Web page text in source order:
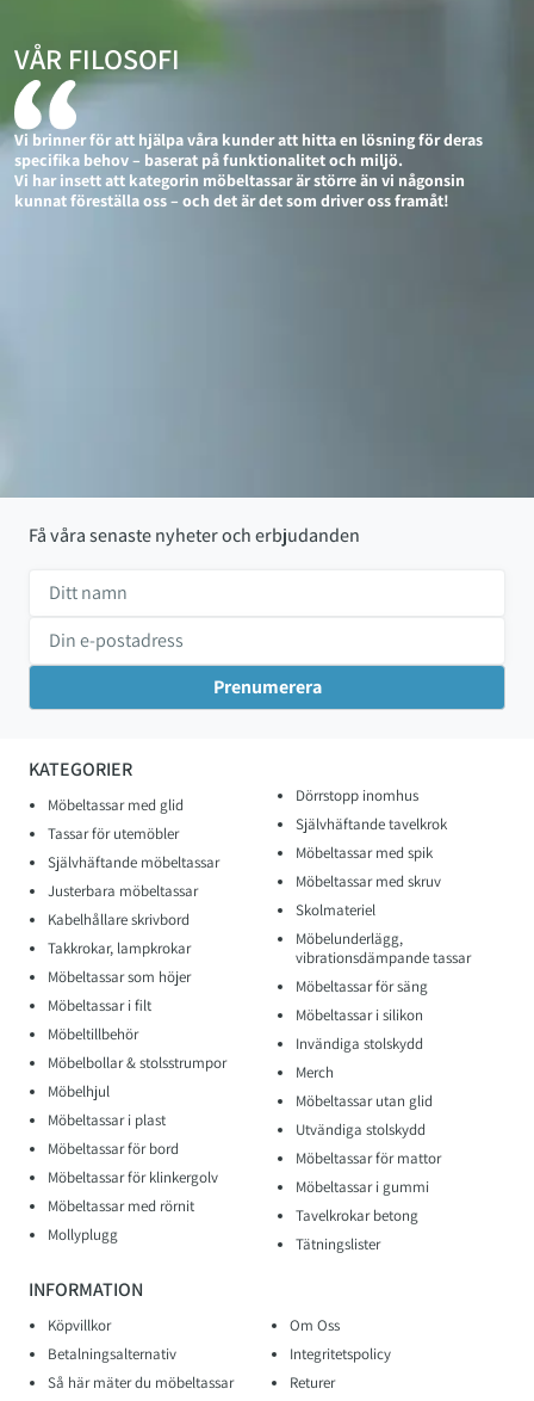
VÅR FILOSOFI
Vi brinner för att hjälpa våra kunder att hitta en lösning för deras
specifika behov – baserat på funktionalitet och miljö.
Vi har insett att kategorin möbeltassar är större än vi någonsin
kunnat föreställa oss – och det är det som driver oss framåt!
KATEGORIER
Möbeltassar med glid
Tassar för utemöbler
Självhäftande möbeltassar
Justerbara möbeltassar
Kabelhållare skrivbord
Takkrokar, lampkrokar
Möbeltassar som höjer
Möbeltassar i filt
Möbeltillbehör
Möbelbollar & stolsstrumpor
Möbelhjul
Möbeltassar i plast
Möbeltassar för bord
Möbeltassar för klinkergolv
Möbeltassar med rörnit
Mollyplugg
Dörrstopp inomhus
Självhäftande tavelkrok
Möbeltassar med spik
Möbeltassar med skruv
Skolmateriel
Möbelunderlägg,
vibrationsdämpande tassar
Möbeltassar för säng
Möbeltassar i silikon
Invändiga stolskydd
Merch
Möbeltassar utan glid
Utvändiga stolskydd
Möbeltassar för mattor
Möbeltassar i gummi
Tavelkrokar betong
Tätningslister
INFORMATION
Köpvillkor
Om Oss
Betalningsalternativ
Integritetspolicy
Så här mäter du möbeltassar
Returer
Få våra senaste nyheter och erbjudanden